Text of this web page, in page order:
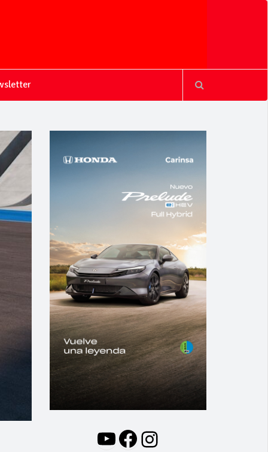
YouTube
Facebook
Instagram